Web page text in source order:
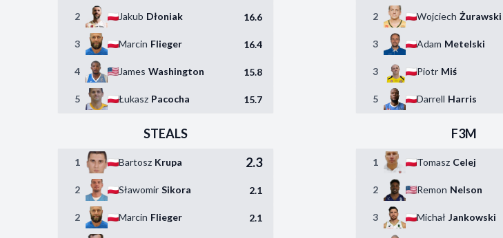
2 Jakub Dłoniak 16.6
3 Marcin Flieger 16.4
4 James Washington 15.8
5 Łukasz Pacocha 15.7
2 Wojciech Żurawski
3 Adam Metelski
3 Piotr Miś
5 Darrell Harris
STEALS
1 Bartosz Krupa 2.3
2 Sławomir Sikora 2.1
2 Marcin Flieger 2.1
F3M
1 Tomasz Celej
2 Remon Nelson
3 Michał Jankowski